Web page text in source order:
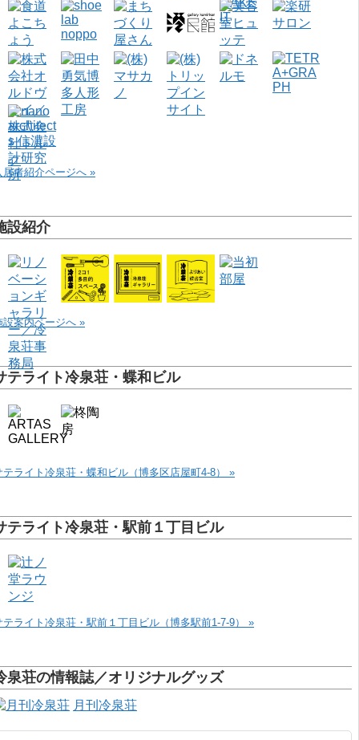
居者紹介ページへ »
設紹介
設案内ページへ »
テライト冷泉荘・蝶和ビル
テライト冷泉荘・蝶和ビル（博多区店屋町4-8） »
テライト冷泉荘・駅前１丁目ビル
テライト冷泉荘・駅前１丁目ビル（博多駅前1-7-9） »
泉荘の情報誌／オリジナルグッズ
月刊冷泉荘